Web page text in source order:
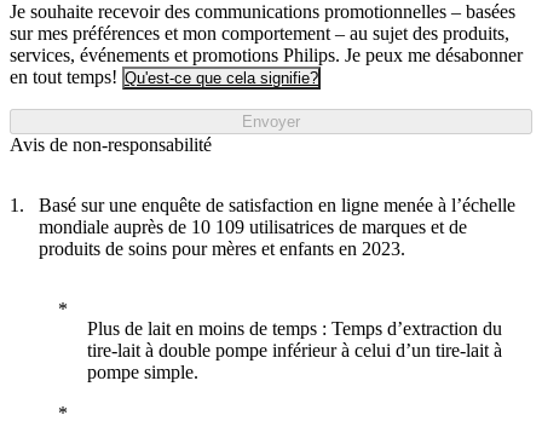
Je souhaite recevoir des communications promotionnelles – basées
sur mes préférences et mon comportement – au sujet des produits,
services, événements et promotions Philips. Je peux me désabonner
en tout temps! Qu'est-ce que cela signifie?
Envoyer
Avis de non-responsabilité
Basé sur une enquête de satisfaction en ligne menée à l’échelle
mondiale auprès de 10 109 utilisatrices de marques et de
produits de soins pour mères et enfants en 2023.
Plus de lait en moins de temps : Temps d’extraction du
tire-lait à double pompe inférieur à celui d’un tire-lait à
pompe simple.